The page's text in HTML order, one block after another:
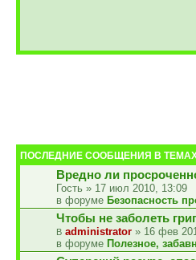
ПОСЛЕДНИЕ СООБЩЕНИЯ В
Вредно ли
Гость » 17 июл 2010, 13:09
в форуме Безопасность
Чтобы не заболеть
administrator » 16 фев
в форуме Полезное,